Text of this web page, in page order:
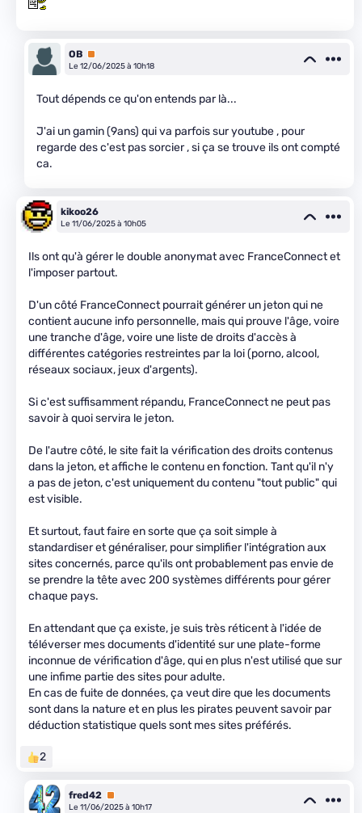
OB Premium
Le 12/06/2025 à 10h18
Tout dépends ce qu'on entends par là...
J'ai un gamin (9ans) qui va parfois sur youtube , pour
regarde des c'est pas sorcier , si ça se trouve ils ont compté
ca.
kikoo26
Le 11/06/2025 à 10h05
Ils ont qu'à gérer le double anonymat avec FranceConnect et
l'imposer partout.
D'un côté FranceConnect pourrait générer un jeton qui ne
contient aucune info personnelle, mais qui prouve l'âge, voire
une tranche d'âge, voire une liste de droits d'accès à
différentes catégories restreintes par la loi (porno, alcool,
réseaux sociaux, jeux d'argents).
Si c'est suffisamment répandu, FranceConnect ne peut pas
savoir à quoi servira le jeton.
De l'autre côté, le site fait la vérification des droits contenus
dans la jeton, et affiche le contenu en fonction. Tant qu'il n'y
a pas de jeton, c'est uniquement du contenu "tout public" qui
est visible.
Et surtout, faut faire en sorte que ça soit simple à
standardiser et généraliser, pour simplifier l'intégration aux
sites concernés, parce qu'ils ont probablement pas envie de
se prendre la tête avec 200 systèmes différents pour gérer
chaque pays.
En attendant que ça existe, je suis très réticent à l'idée de
téléverser mes documents d'identité sur une plate-forme
inconnue de vérification d'âge, qui en plus n'est utilisé que sur
une infime partie des sites pour adulte.
En cas de fuite de données, ça veut dire que les documents
sont dans la nature et en plus les pirates peuvent savoir par
déduction statistique quels sont mes sites préférés.
2
fred42 Premium
Le 11/06/2025 à 10h17